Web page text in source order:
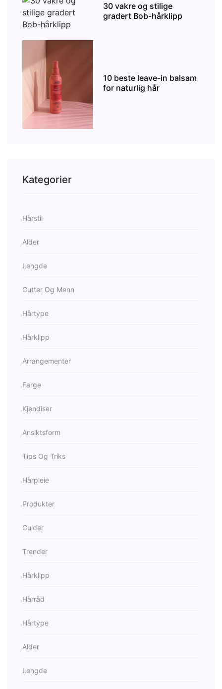
30 vakre og stilige
gradert Bob-hårklipp
10 beste leave-in balsam
for naturlig hår
Kategorier
Hårstil
Alder
Lengde
Gutter Og Menn
Hårtype
Hårklipp
Arrangementer
Farge
Kjendiser
Ansiktsform
Tips Og Triks
Hårpleie
Produkter
Guider
Trender
Hårklipp
Hårråd
Hårtype
Alder
Lengde